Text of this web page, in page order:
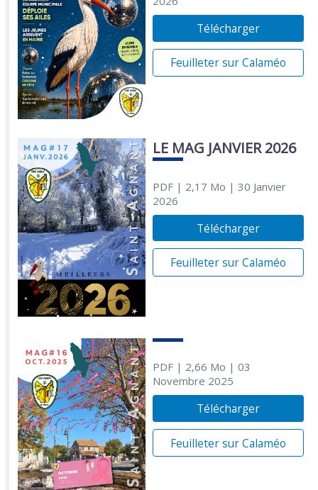
Télécharger
Feuilleter sur Calaméo
LE MAG JANVIER 2026
PDF| 2,17 Mo | 30 Janvier
2026
Télécharger
Feuilleter sur Calaméo
PDF| 2,66 Mo | 03
Novembre 2025
Télécharger
Feuilleter sur Calaméo